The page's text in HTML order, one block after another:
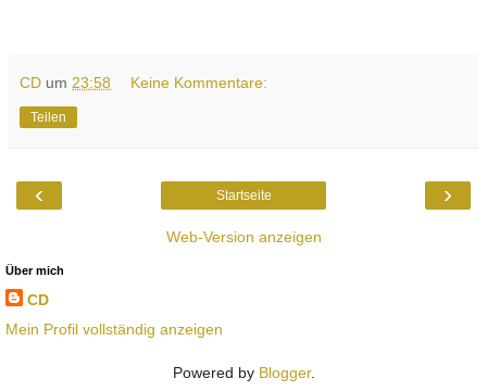
CD um 23:58 Keine Kommentare:
Teilen
‹ ›
Startseite
Web-Version anzeigen
Über mich
CD
Mein Profil vollständig anzeigen
Powered by Blogger.